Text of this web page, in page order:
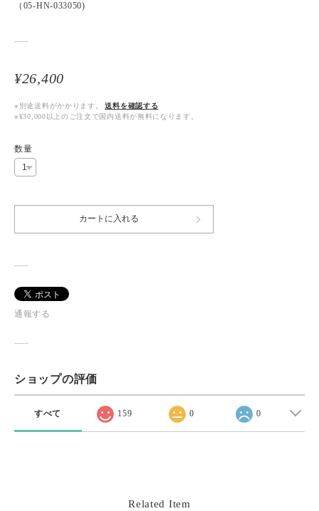
（05-HN-033050)
¥26,400
※別途送料がかかります。
送料を確認する
※¥30,000以上のご注文で国内送料が無料になります。
数量
カートに入れる
通報する
ショップの評価
すべて 159 0 0
Related Item